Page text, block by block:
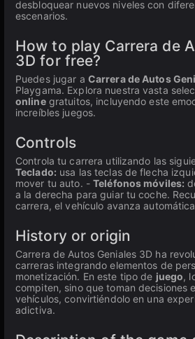
desbloquear nuevos niveles con
escenarios.
How to play Carrera de
3D for free?
Puedes jugar a Carrera de Autos
Playgama. Explora nuestra vasta
onlinegratuitos, incluyendo este
increíbles juegos.
Controls
Controla tu carrera utilizando las
Teclado: usa las teclas de flecha
mover tu auto. -Teléfonos móviles:
a la derecha para guiar tu coche.
carrera, el vehículo avanza
History or origin
Carrera de Autos Geniales 3D ha
carreras integrando elementos de
monetización. En este tipo de juego,
compiten, sino que toman decisiones
vehículos, convirtiéndolo en una
adictiva.